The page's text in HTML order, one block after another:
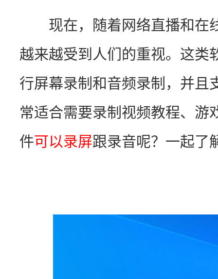
现在，随着网络直播和在
越来越受到人们的重视。这类
行屏幕录制和音频录制，并且
常适合需要录制视频教程、游
件可以录屏跟录音呢？一起了